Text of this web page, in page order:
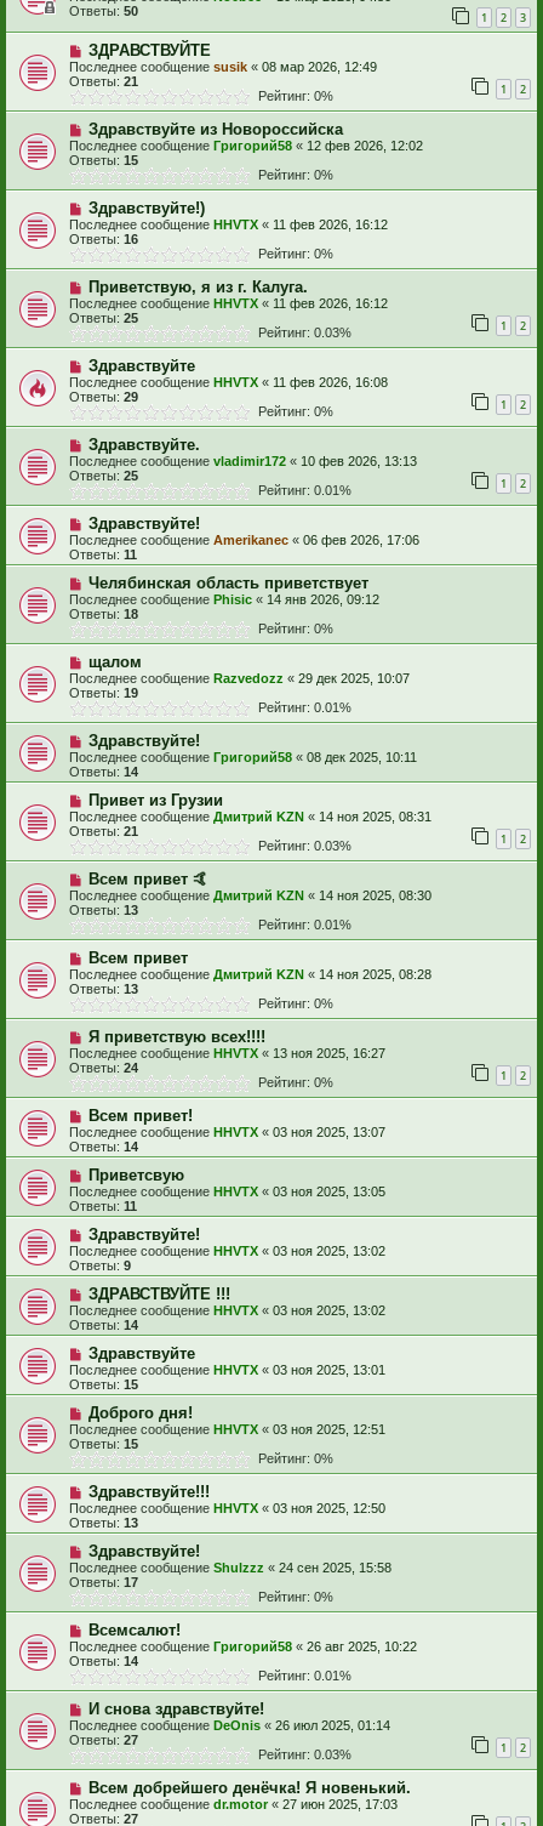
Ответы: 50 1 2 3
ЗДРАВСТВУЙТЕ
Последнее сообщение susik « 08 мар 2026, 12:49
Ответы: 21 1 2
Рейтинг: 0%
Здравствуйте из Новороссийска
Последнее сообщение Григорий58 « 12 фев 2026, 12:02
Ответы: 15
Рейтинг: 0%
Здравствуйте!)
Последнее сообщение HHVTX « 11 фев 2026, 16:12
Ответы: 16
Рейтинг: 0%
Приветствую, я из г. Калуга.
Последнее сообщение HHVTX « 11 фев 2026, 16:12
Ответы: 25 1 2
Рейтинг: 0.03%
Здравствуйте
Последнее сообщение HHVTX « 11 фев 2026, 16:08
Ответы: 29 1 2
Рейтинг: 0%
Здравствуйте.
Последнее сообщение vladimir172 « 10 фев 2026, 13:13
Ответы: 25 1 2
Рейтинг: 0.01%
Здравствуйте!
Последнее сообщение Amerikanec « 06 фев 2026, 17:06
Ответы: 11
Челябинская область приветствует
Последнее сообщение Phisic « 14 янв 2026, 09:12
Ответы: 18
Рейтинг: 0%
щалом
Последнее сообщение Razvedozz « 29 дек 2025, 10:07
Ответы: 19
Рейтинг: 0.01%
Здравствуйте!
Последнее сообщение Григорий58 « 08 дек 2025, 10:11
Ответы: 14
Привет из Грузии
Последнее сообщение Дмитрий KZN « 14 ноя 2025, 08:31
Ответы: 21 1 2
Рейтинг: 0.03%
Всем привет 🤙
Последнее сообщение Дмитрий KZN « 14 ноя 2025, 08:30
Ответы: 13
Рейтинг: 0.01%
Всем привет
Последнее сообщение Дмитрий KZN « 14 ноя 2025, 08:28
Ответы: 13
Рейтинг: 0%
Я приветствую всех!!!!
Последнее сообщение HHVTX « 13 ноя 2025, 16:27
Ответы: 24 1 2
Рейтинг: 0%
Всем привет!
Последнее сообщение HHVTX « 03 ноя 2025, 13:07
Ответы: 14
Приветсвую
Последнее сообщение HHVTX « 03 ноя 2025, 13:05
Ответы: 11
Здравствуйте!
Последнее сообщение HHVTX « 03 ноя 2025, 13:02
Ответы: 9
ЗДРАВСТВУЙТЕ !!!
Последнее сообщение HHVTX « 03 ноя 2025, 13:02
Ответы: 14
Здравствуйте
Последнее сообщение HHVTX « 03 ноя 2025, 13:01
Ответы: 15
Доброго дня!
Последнее сообщение HHVTX « 03 ноя 2025, 12:51
Ответы: 15
Рейтинг: 0%
Здравствуйте!!!
Последнее сообщение HHVTX « 03 ноя 2025, 12:50
Ответы: 13
Здравствуйте!
Последнее сообщение Shulzzz « 24 сен 2025, 15:58
Ответы: 17
Рейтинг: 0%
Всемсалют!
Последнее сообщение Григорий58 « 26 авг 2025, 10:22
Ответы: 14
Рейтинг: 0.01%
И снова здравствуйте!
Последнее сообщение DeOnis « 26 июл 2025, 01:14
Ответы: 27 1 2
Рейтинг: 0.03%
Всем добрейшего денёчка! Я новенький.
Последнее сообщение dr.motor« 27 июн 2025, 17:03
Ответы: 27